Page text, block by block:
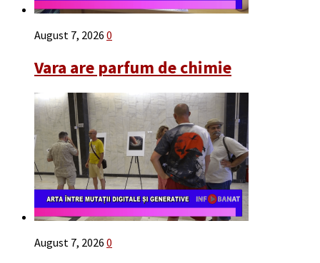
August 7, 2026 0
Vara are parfum de chimie
August 7, 2026 0